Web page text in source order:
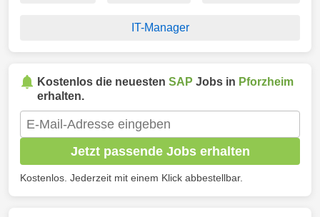
IT-Manager
Kostenlos die neuesten SAP Jobs in Pforzheim
erhalten.
Jetzt passende Jobs erhalten
Kostenlos. Jederzeit mit einem Klick abbestellbar.